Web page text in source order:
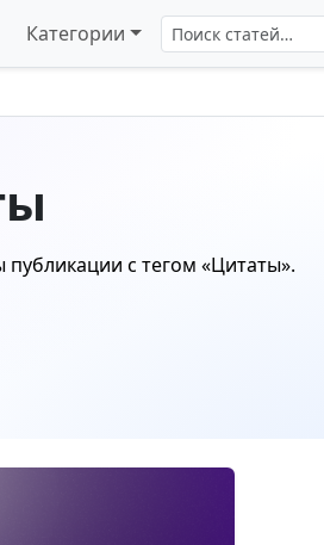
Категории Поиск по сайту
с тегом «Цитаты».